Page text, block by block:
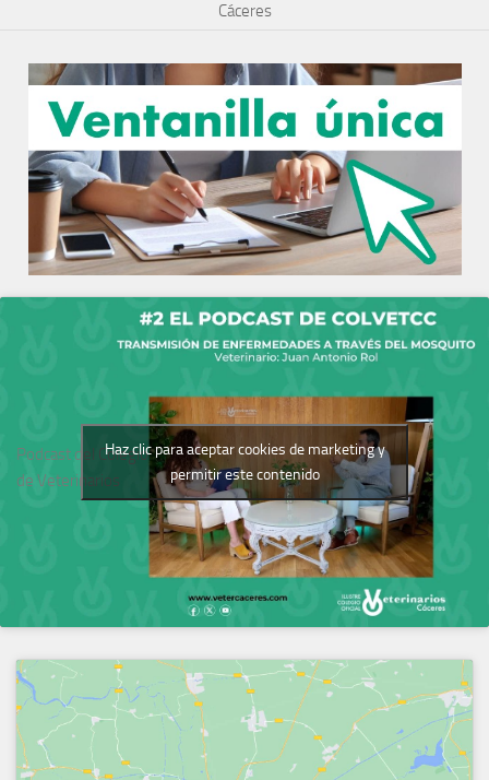
Cáceres
Podcast del Colegio
de Veterinarios
Haz clic para aceptar cookies de marketing y
permitir este contenido